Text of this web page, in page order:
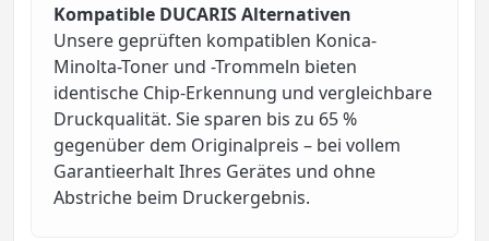
Kompatible DUCARIS Alternativen
Unsere geprüften kompatiblen Konica-
Minolta-Toner und -Trommeln bieten
identische Chip-Erkennung und vergleichbare
Druckqualität. Sie sparen bis zu 65 %
gegenüber dem Originalpreis – bei vollem
Garantieerhalt Ihres Gerätes und ohne
Abstriche beim Druckergebnis.